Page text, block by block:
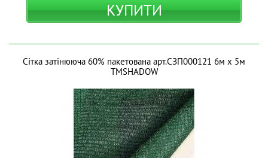
КУПИТИ
Сітка затінююча 60% пакетована арт.СЗП000121 6м х 5м
ТМSHADOW